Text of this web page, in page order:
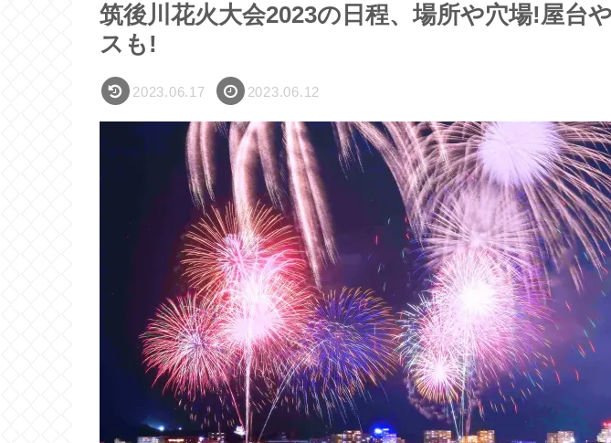
筑後川花火大会2023の日程、場所や穴場!屋台
スも!
2023.06.17 2023.06.12